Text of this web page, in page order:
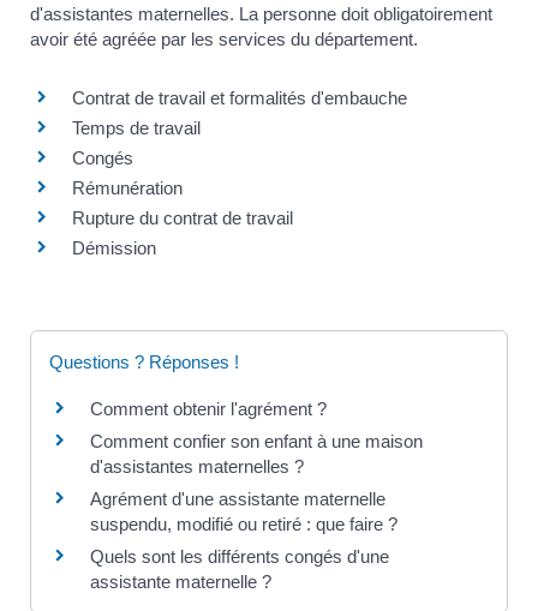
d'assistantes maternelles. La personne doit obligatoirement
avoir été agréée par les services du département.
Contrat de travail et formalités d'embauche
Temps de travail
Congés
Rémunération
Rupture du contrat de travail
Démission
Questions ? Réponses !
Comment obtenir l'agrément ?
Comment confier son enfant à une maison
d'assistantes maternelles ?
Agrément d'une assistante maternelle
suspendu, modifié ou retiré : que faire ?
Quels sont les différents congés d'une
assistante maternelle ?